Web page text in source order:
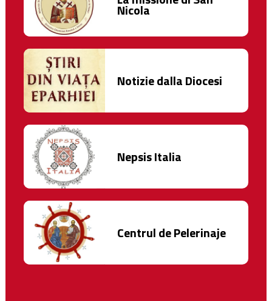
Nicola
Notizie dalla Diocesi
Nepsis Italia
Centrul de Pelerinaje